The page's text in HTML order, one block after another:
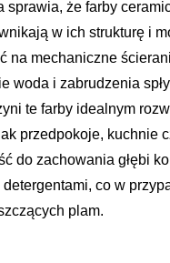
sprawia, że farby
w ich strukturę i
na mechaniczne
woda i zabrudzenia
te farby idealnym
przedpokoje, kuchnie
do zachowania głębi
co w
plam.